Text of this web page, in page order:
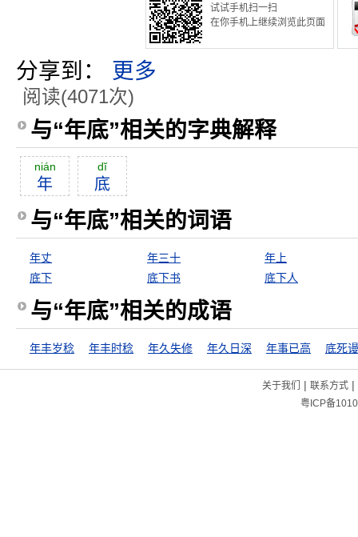
试试手机扫一扫
在你手机上继续浏览此页面
分享到： 更多
阅读(4071次)
与“年底”相关的字典解释
nián
年
dĭ
底
与“年底”相关的词语
年丈 年三十
年上
底下
底下书 底下人
与“年底”相关的成语
年丰岁稔 年丰时稔 年久失修 年久日深 年事已高 底死
关于我们 | 联系方式|
粤ICP备